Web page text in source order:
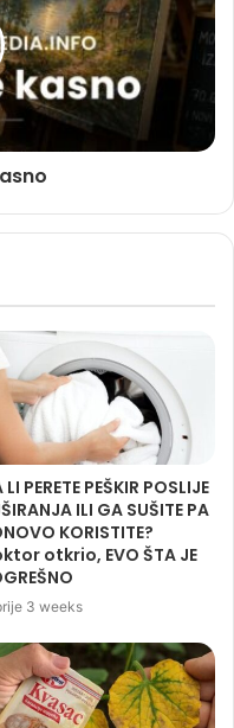
LI PERETE PEŠKIR POSLIJE
ILI GA SUŠITE PA
KORISTITE?
otkrio, EVO ŠTA JE
3 weeks